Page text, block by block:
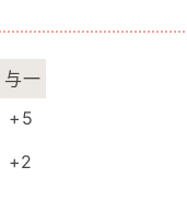
与一
+5
+2